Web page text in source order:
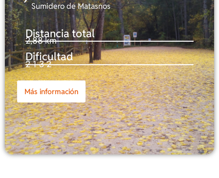
Sumidero de Matasnos
Distancia total
2,88 km
Dificultad
2-1-3-2
Más información